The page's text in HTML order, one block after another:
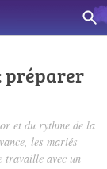
préparer
et du rythme de la
les mariés
travaille avec un